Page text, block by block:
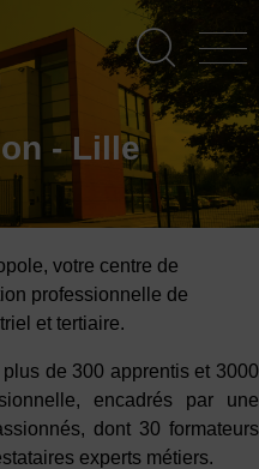
- Lille
votre centre de
professionnelle de
et tertiaire.
de 300 apprentis et 3000
encadrés par une
dont 30 formateurs
experts métiers.